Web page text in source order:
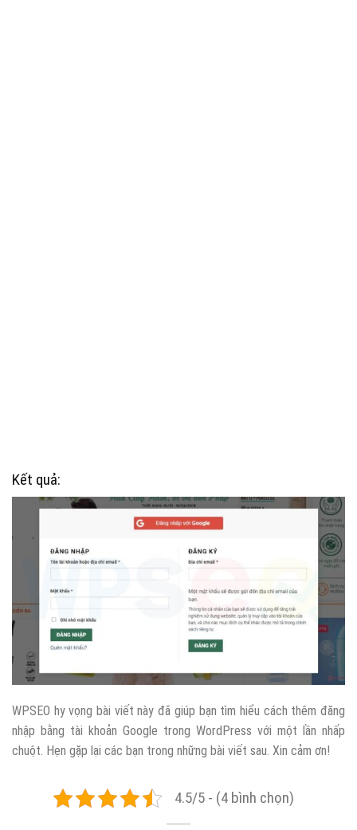
Kết quả:
WPSEO hy vọng bài viết này đã giúp bạn tìm hiểu cách thêm đăng
nhập bằng tài khoản Google trong WordPress với một lần nhấp
chuột. Hẹn gặp lại các bạn trong những bài viết sau. Xin cảm ơn!
4.5/5 - (4 bình chọn)